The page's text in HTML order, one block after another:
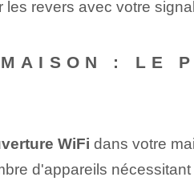
revers avec votre
: LE
WiFi dans votre
d'appareils